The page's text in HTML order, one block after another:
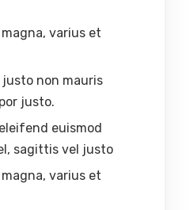
varius et
non mauris
justo.
euismod
sagittis vel justo
varius et